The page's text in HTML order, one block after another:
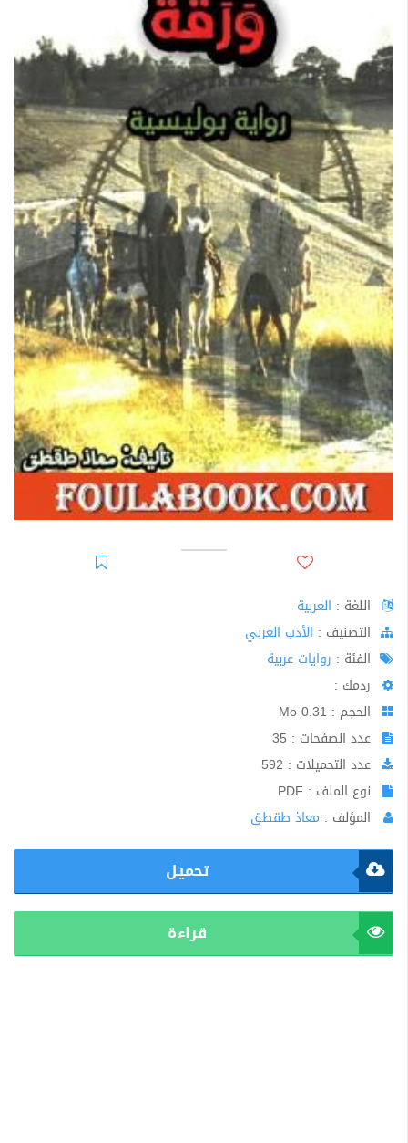
اللغة : العربية
اﻟﺘﺼﻨﻴﻒ : الأدب العربي
الفئة : روايات عربية
ردمك :
الحجم : 0.31 Mo
عدد الصفحات : 35
عدد التحميلات : 592
نوع الملف : PDF
المؤلف : معاذ طقطق
تحميل
قراءة